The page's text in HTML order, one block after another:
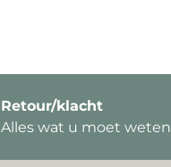
Retour/klacht
Alles wat u moet weten